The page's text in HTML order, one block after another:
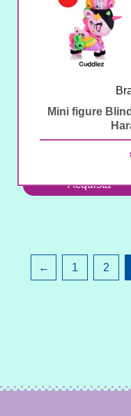
Mini figure
Acquista
← 1 2